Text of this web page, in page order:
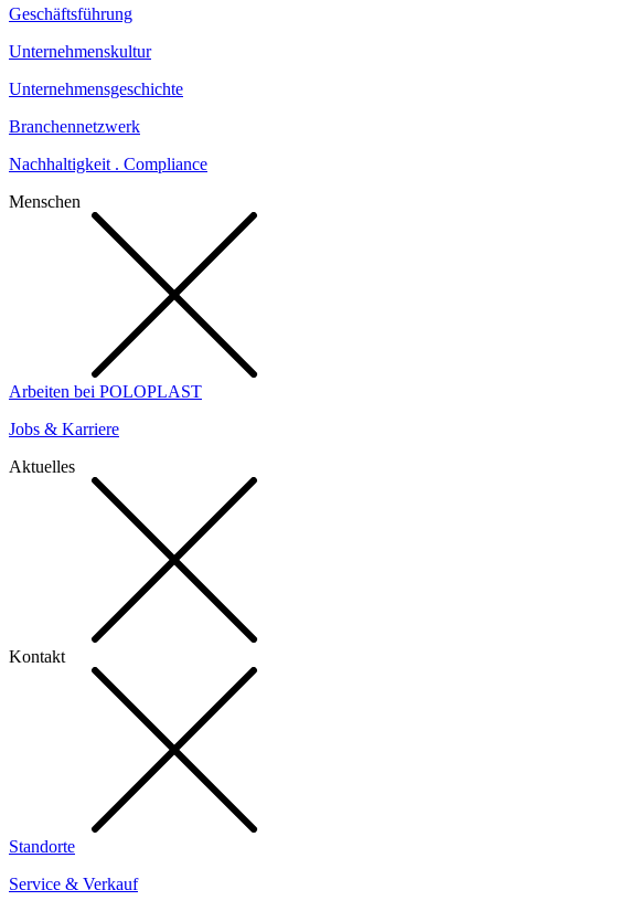
Geschäftsführung
Unternehmenskultur
Unternehmensgeschichte
Branchennetzwerk
Nachhaltigkeit . Compliance
Menschen
Arbeiten bei POLOPLAST
Jobs & Karriere
Aktuelles
Kontakt
Standorte
Service & Verkauf